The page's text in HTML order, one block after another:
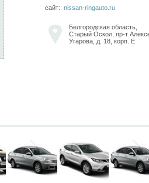
СПИСОК ВСЕХ РЕГИОНОВ
(190)
КОМПАНИЮ
сайт: nissan-ringauto.ru
Белгородская область,
Старый Оскол, пр-т
Угарова, д. 18, корп. E